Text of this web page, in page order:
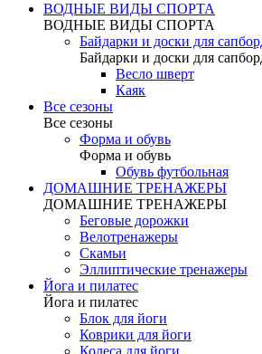
ВОДНЫЕ ВИДЫ СПОРТА
ВОДНЫЕ ВИДЫ СПОРТА
Байдарки и доски для
Байдарки и доски для
Весло шверт
Каяк
Все сезоны
Все сезоны
Форма и обувь
Форма и обувь
Обувь футбольная
ДОМАШНИЕ ТРЕНАЖЕРЫ
ДОМАШНИЕ ТРЕНАЖЕРЫ
Беговые дорожки
Велотренажеры
Скамьи
Эллиптические тренажеры
Йога и пилатес
Йога и пилатес
Блок для йоги
Коврики для йоги
Колеса для йоги